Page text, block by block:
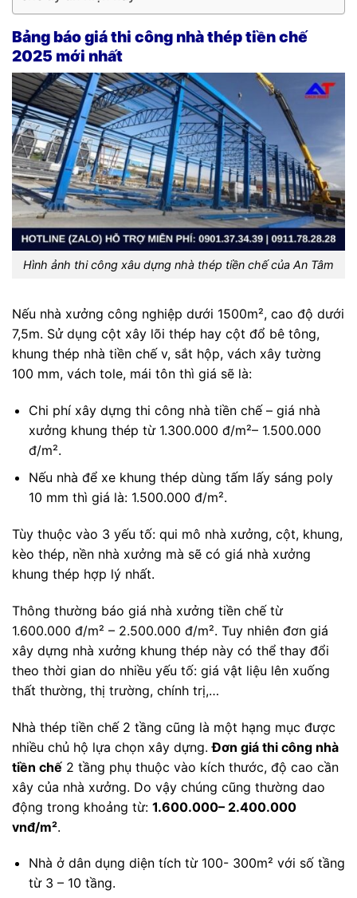
Bảng báo giá thi công nhà thép tiền chế
2025 mới nhất
Hình ảnh thi công xâu dựng nhà thép tiền chế của An Tâm
Nếu nhà xưởng công nghiệp dưới 1500m², cao độ dưới
7,5m. Sử dụng cột xây lõi thép hay cột đổ bê tông,
khung thép nhà tiền chế v, sắt hộp, vách xây tường
100 mm, vách tole, mái tôn thì giá sẽ là:
Chi phí xây dựng thi công nhà tiền chế – giá nhà
xưởng khung thép từ 1.300.000 đ/m²– 1.500.000
đ/m².
Nếu nhà để xe khung thép dùng tấm lấy sáng poly
10 mm thì giá là: 1.500.000 đ/m².
Tùy thuộc vào 3 yếu tố: qui mô nhà xưởng, cột, khung,
kèo thép, nền nhà xưởng mà sẽ có giá nhà xưởng
khung thép hợp lý nhất.
Thông thường báo giá nhà xưởng tiền chế từ
1.600.000 đ/m² – 2.500.000 đ/m². Tuy nhiên đơn giá
xây dựng nhà xưởng khung thép này có thể thay đổi
theo thời gian do nhiều yếu tố: giá vật liệu lên xuống
thất thường, thị trường, chính trị,…
Nhà thép tiền chế 2 tầng cũng là một hạng mục được
nhiều chủ hộ lựa chọn xây dựng.Đơn giá thi công nhà
tiền chế 2 tầng phụ thuộc vào kích thước, độ cao cần
xây của nhà xưởng. Do vậy chúng cũng thường dao
động trong khoảng từ: 1.600.000– 2.400.000
vnđ/m².
Nhà ở dân dụng diện tích từ 100- 300m² với số tầng
từ 3 – 10 tầng.